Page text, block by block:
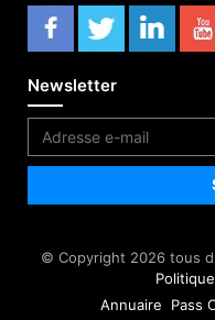
Newsletter
© Copyright 2026 tous
Annuaire
Pass